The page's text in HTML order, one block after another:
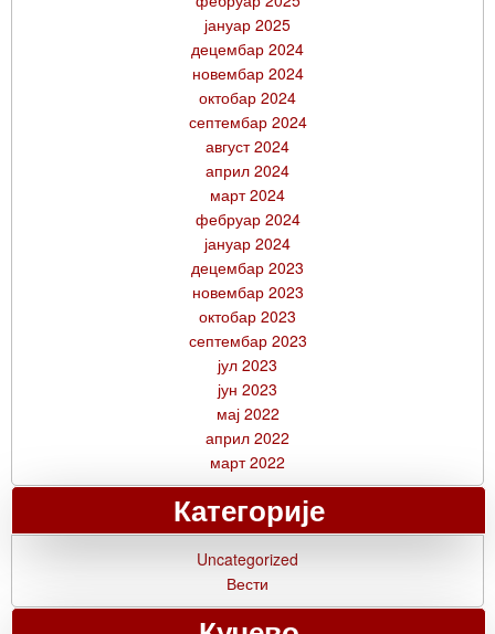
јануар 2025
децембар 2024
новембар 2024
октобар 2024
септембар 2024
август 2024
април 2024
март 2024
фебруар 2024
јануар 2024
децембар 2023
новембар 2023
октобар 2023
септембар 2023
јул 2023
јун 2023
мај 2022
април 2022
март 2022
Категорије
Uncategorized
Вести